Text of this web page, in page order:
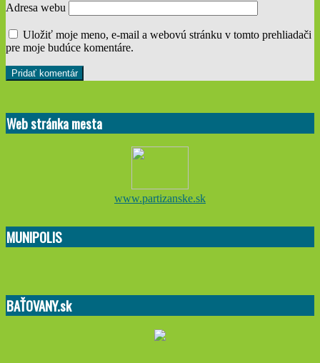
Adresa webu
Uložiť moje meno, e-mail a webovú stránku v tomto prehliadači
pre moje budúce komentáre.
Web stránka mesta
www.partizanske.sk
MUNIPOLIS
BAŤOVANY.sk